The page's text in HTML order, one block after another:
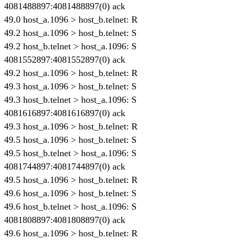
4081488897:4081488897(0) ack
49.0 host_a.1096 > host_b.telnet: R
49.2 host_a.1096 > host_b.telnet: S
49.2 host_b.telnet > host_a.1096: S
4081552897:4081552897(0) ack
49.2 host_a.1096 > host_b.telnet: R
49.3 host_a.1096 > host_b.telnet: S
49.3 host_b.telnet > host_a.1096: S
4081616897:4081616897(0) ack
49.3 host_a.1096 > host_b.telnet: R
49.5 host_a.1096 > host_b.telnet: S
49.5 host_b.telnet > host_a.1096: S
4081744897:4081744897(0) ack
49.5 host_a.1096 > host_b.telnet: R
49.6 host_a.1096 > host_b.telnet: S
49.6 host_b.telnet > host_a.1096: S
4081808897:4081808897(0) ack
49.6 host_a.1096 > host_b.telnet: R